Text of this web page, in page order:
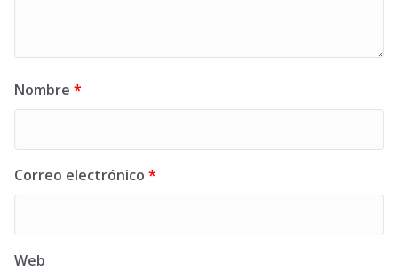
Nombre *
Correo electrónico *
Web